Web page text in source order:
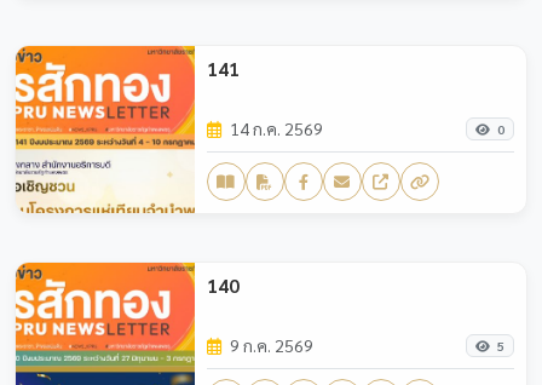
141
14 ก.ค. 2569 0
140
9 ก.ค. 2569 5